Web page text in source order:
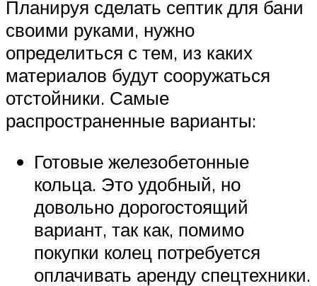
Планируя сделать септик для бани
своими руками, нужно
определиться с тем, из каких
материалов будут сооружаться
отстойники. Самые
распространенные варианты:
Готовые железобетонные
кольца. Это удобный, но
довольно дорогостоящий
вариант, так как, помимо
покупки колец потребуется
оплачивать аренду спецтехники.